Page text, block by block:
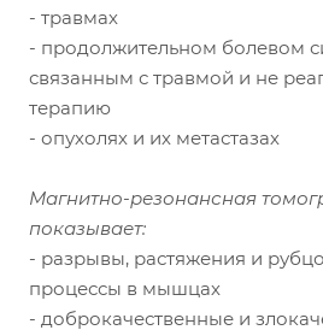
- травмах
- продолжительном болевом
связанным с травмой и не
терапию
- опухолях и их метастазах
Магнитно-резонансная
показывает:
- разрывы, растяжения и
процессы в мышцах
- доброкачественные и